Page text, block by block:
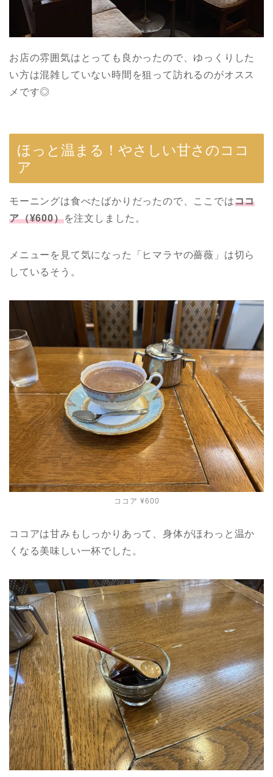
お店の雰囲気はとっても良かったので、ゆっくりした
い方は混雑していない時間を狙って訪れるのがオスス
メです◎
ほっと温まる！やさしい甘さのココ
ア
モーニングは食べたばかりだったので、ここではココ
ア（¥600）を注文しました。
メニューを見て気になった「ヒマラヤの薔薇」は切ら
しているそう。
ココア ¥600
ココアは甘みもしっかりあって、身体がほわっと温か
くなる美味しい一杯でした。